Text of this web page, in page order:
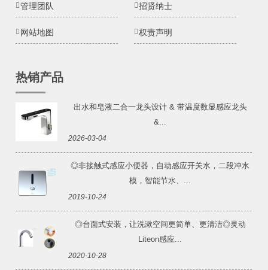
管理团队 招贤纳士
网站地图 权责声明
热销产品
出水和皂液二合一龙头设计 & 带温度数显感应龙头
&...
2026-03-04
◎非接触式感应小便器，自动感应开关水，二段冲水
模，智能节水、...
2019-10-24
◎台面式安装，让洗漱空间更简单、更清洁◎灵动
Liteon感应...
2020-10-28